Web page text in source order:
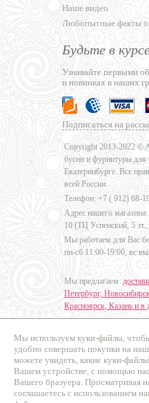
Мы используем куки-файлы,
удобно совершать покупки на
можете увидеть, какие куки-
Вашем устройстве, с помощью
Вашего бразуера. Просматривая
соглашаетесь с использованием
Наше видео
Любопытные факты о
Будьте в
Узнавайте первыми
и новинках в наших
Подписаться на
Copyright 2013-2022 ©
бусин и фурнитуры для
Екатеринбурге. Все
всей России.
Телефон: +7 ( 912) 68-
Адрес нашего
10 (ТЦ Успенский, 5
Мы работаем для Вас
пн-сб 11:00-19:00, вс
Мы предлагаем
Петербург,
Красноярск, Казань и в
Дизайн - Наталья
Продвижение сайтов
Промо Эксперт